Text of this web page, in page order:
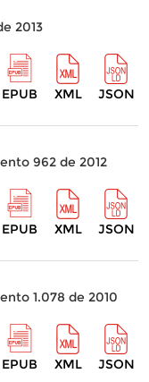
2013
EPUB XML JSON
962 de 2012
EPUB XML JSON
1.078 de 2010
EPUB XML JSON